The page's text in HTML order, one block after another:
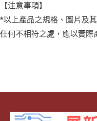
【注意事項】
*以上產品之規格、圖片及
任何不相符之處，應以實際